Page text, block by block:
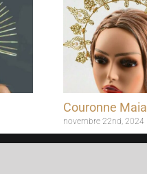
Couronne Maia
novembre 22nd, 2024